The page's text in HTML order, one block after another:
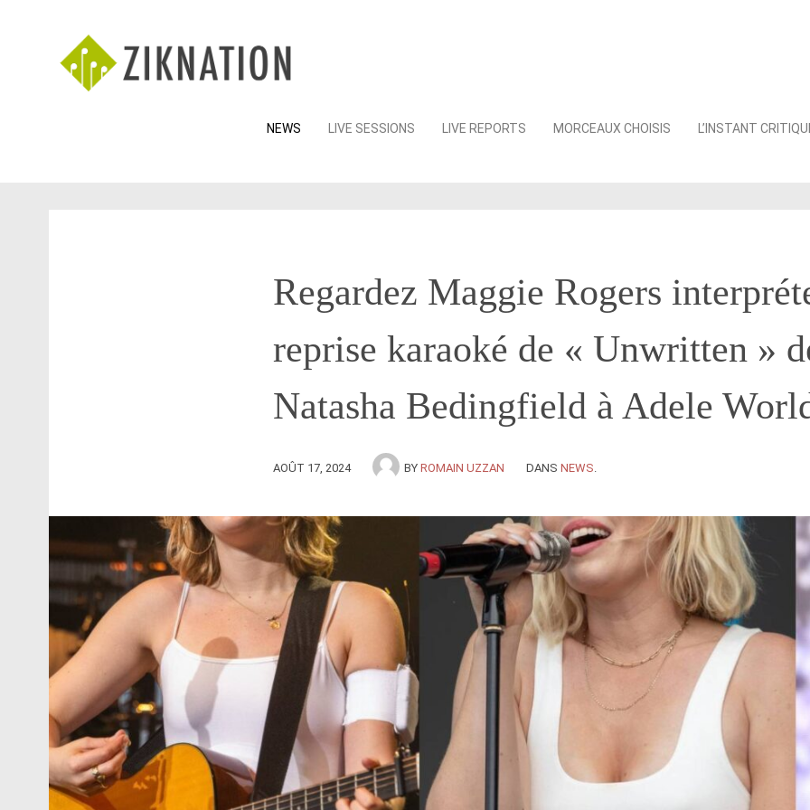
Skip
NEWS LIVE SESSIONS LIVE REPORTS MORCEAUX CHOISIS L’INSTANT
Regardez Maggie Rogers
reprise karaoké de « Unwritten »
Natasha Bedingfield à Adele
AOÛT 17, 2024 BY ROMAIN UZZAN DANS NEWS